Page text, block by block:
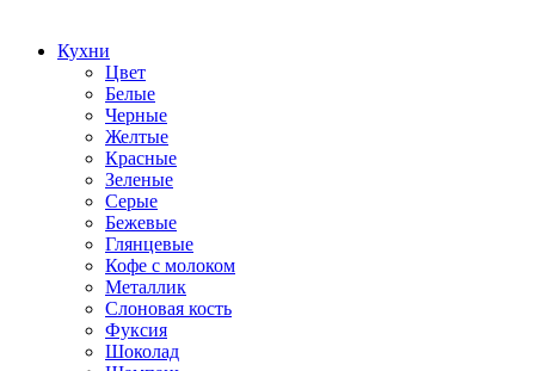
Кухни
Цвет
Белые
Черные
Желтые
Красные
Зеленые
Серые
Бежевые
Глянцевые
Кофе с молоком
Металлик
Слоновая кость
Фуксия
Шоколад